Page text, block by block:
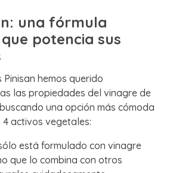
una fórmula
potencia sus
hemos querido
las propiedades del vinagre de
una opción más cómoda
activos vegetales:
está formulado con vinagre
que lo combina con otros